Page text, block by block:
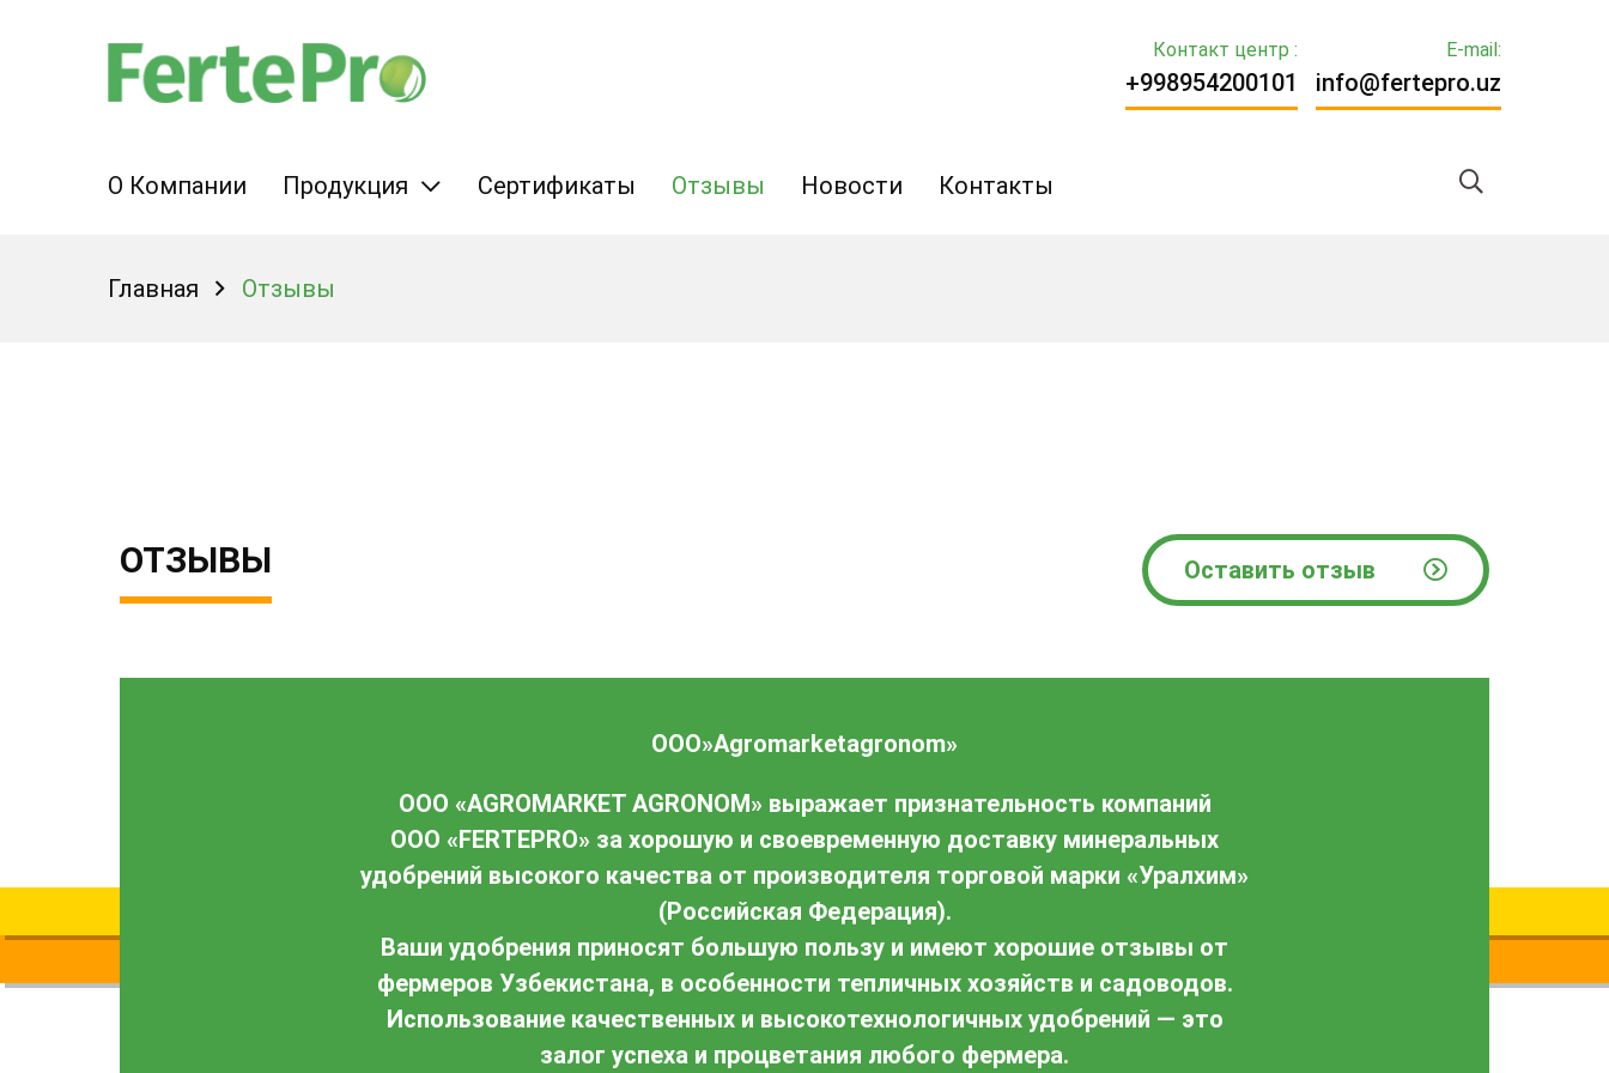
Контакт центр :
+998954200101
E-mail:
info@fertepro.uz
O Компании Продукция Сертификаты Отзывы Новости Контакты
Главная Отзывы
ОТЗЫВЫ Оставить отзыв
ООО»Agromarketagronom»
OOO «AGROMARKET AGRONOM» выражает признательность компаний
OOO «FERTEPRO» за хорошую и своевременную доставку минеральных
удобрений высокого качества от производителя торговой марки «Уралхим»
(Российская Федерация).
Ваши удобрения приносят большую пользу и имеют хорошие отзывы от
фермеров Узбекистана, в особенности тепличных хозяйств и садоводов.
Использование качественных и высокотехнологичных удобрений — это
залог успеха и процветания любого фермера.